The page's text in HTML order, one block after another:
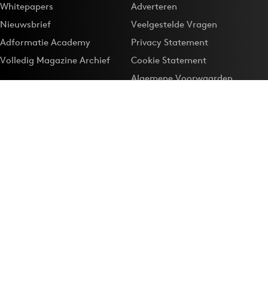
Whitepapers
Nieuwsbrief
Adformatie Academy
Volledig Magazine Archief
Adverteren
Veelgestelde Vragen
Privacy Statement
Cookie Statement
Algemene Voorwaarden